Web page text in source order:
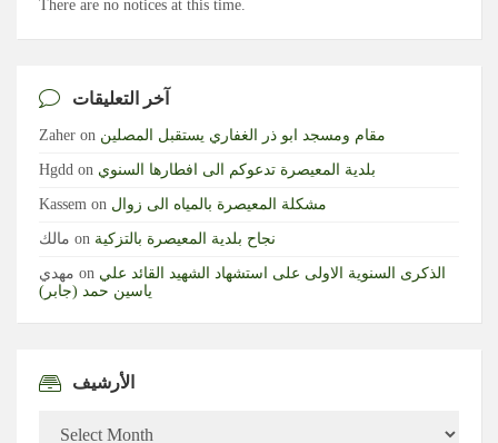
There are no notices at this time.
آخر التعليقات
Zaher on مقام ومسجد ابو ذر الغفاري يستقبل المصلين
Hgdd on بلدية المعيصرة تدعوكم الى افطارها السنوي
Kassem on مشكلة المعيصرة بالمياه الى زوال
مالك on نجاح بلدية المعيصرة بالتزكية
مهدي on الذكرى السنوية الاولى على استشهاد الشهيد القائد علي
ياسين حمد (جابر)
الأرشيف